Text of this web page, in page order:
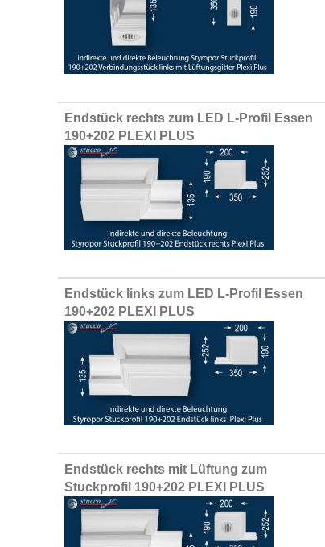
Endstück rechts zum LED L-Profil Essen
190+202 PLEXI PLUS
Endstück links zum LED L-Profil Essen
190+202 PLEXI PLUS
Endstück rechts mit Lüftung zum
Stuckprofil 190+202 PLEXI PLUS